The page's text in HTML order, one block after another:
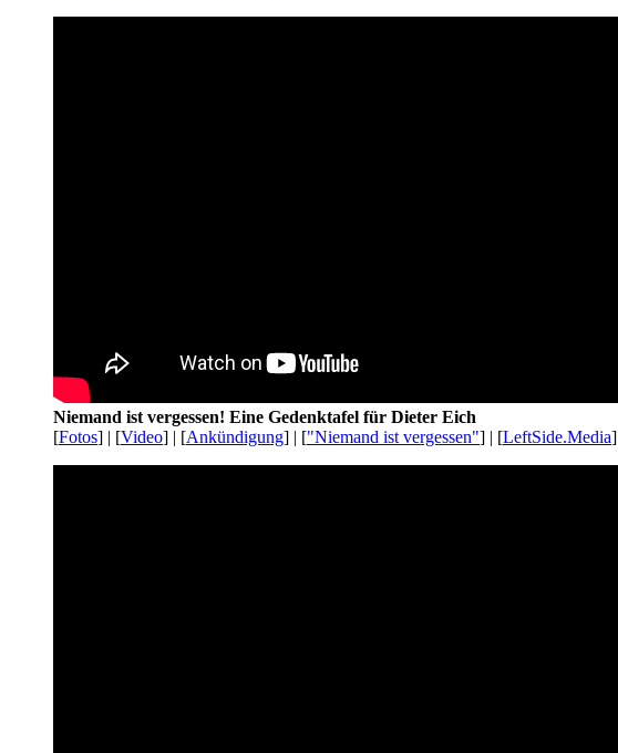
Niemand ist vergessen! Eine Gedenktafel für Dieter Eich
[Fotos] | [Video] | [Ankündigung] | ["Niemand ist vergessen"] | [LeftSide.Media]